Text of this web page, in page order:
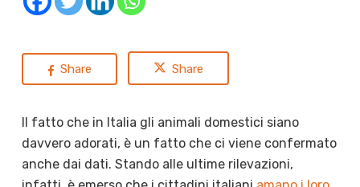
Share Share
Il fatto che in Italia gli animali domestici siano
davvero adorati, è un fatto che ci viene confermato
anche dai dati. Stando alle ultime rilevazioni,